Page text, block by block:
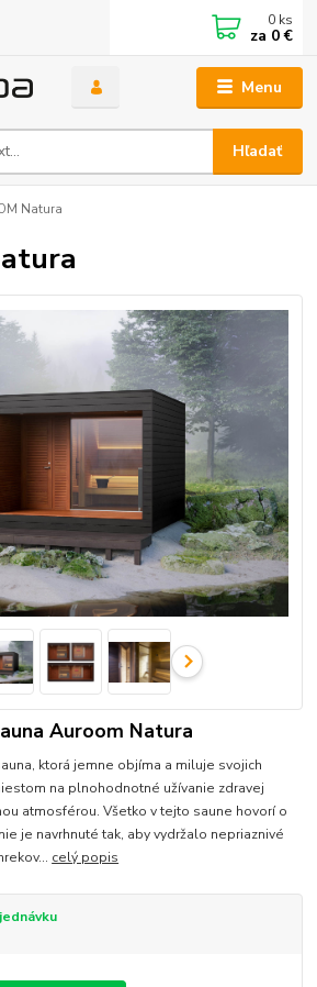
Menu
Hľadať
0 ks
za 0 €
Natura
Auroom Natura
ktorá jemne objíma a miluje svojich
na plnohodnotné užívanie zdravej
atmosférou. Všetko v tejto saune hovorí o
je navrhnuté tak, aby vydržalo nepriaznivé
celý popis